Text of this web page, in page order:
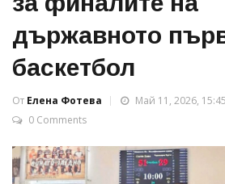
държавното
баскетбол
От Елена Фотева
Май 11, 2026, 15:45
0 Comments